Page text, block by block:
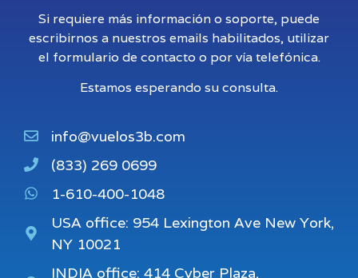
Si requiere más información o soporte, puede
escribirnos a nuestros emails habilitados, utilizar
el formulario de contacto o por vía telefónica.
Estamos esperando su consulta.
info@vuelos3b.com
(833) 269 0699
1-610-400-1048
USA office: 954 Lexington Ave New York,
NY 10021
INDIA office: 414 Cyber Plaza,